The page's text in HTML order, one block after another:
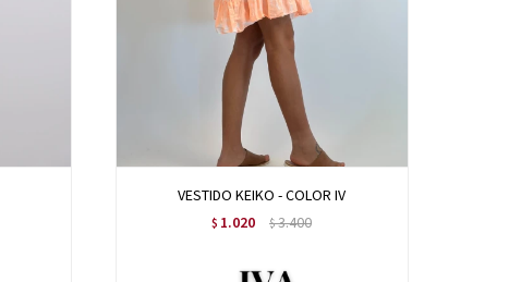
VESTIDO KEIKO - COLOR IV
$ 1.020 $3.400